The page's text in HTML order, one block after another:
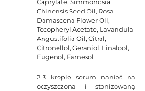
Caprylate, Simmondsia
Chinensis Seed Oil, Rosa
Damascena Flower Oil,
Tocopheryl Acetate, Lavandula
Angustifolia Oil, Citral,
Citronellol, Geraniol, Linalool,
Eugenol, Farnesol
2-3 krople serum nanieś na
oczyszczoną i stonizowaną